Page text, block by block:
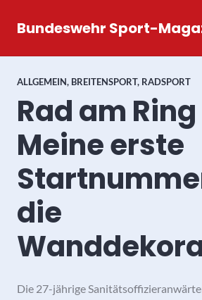
InhaltBundeswehr Sport-
ALLGEMEIN, BREITENSPORT, RADSPORT
Rad am Ring
Meine erste
die
Die 27-jährige